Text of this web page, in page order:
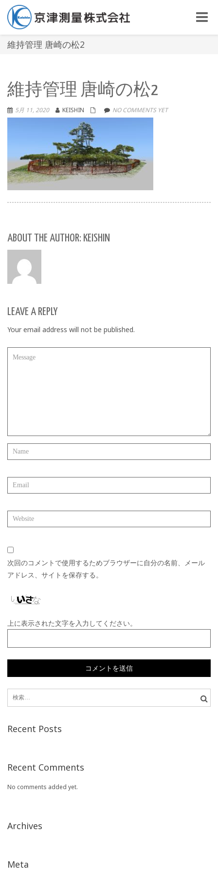
Toggle
維持管理 唐崎の松2
維持管理 唐崎の松2
5月 11, 2020 KEISHIN NO COMMENTS YET
ABOUT THE AUTHOR: KEISHIN
LEAVE A REPLY
Your email address will not be published.
次回のコメントで使用するためブラウザーに自分の名前、メール
アドレス、サイトを保存する。
上に表示された文字を入力してください。
Recent Posts
Recent Comments
No comments added yet.
Archives
Meta